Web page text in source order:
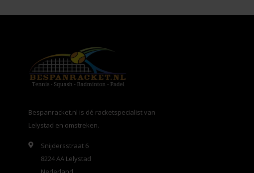
Bespanracket.nl is dé racketspecialist van
Lelystad en omstreken.
Snijdersstraat 6
8224 AA Lelystad